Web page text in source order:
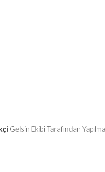
Gelsin Ekibi Tarafından